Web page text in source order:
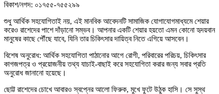
বিকাশ/নগদ: ০১৭৫৫-৭৫৫২৯৯
শুধু আর্থিক সহযোগিতাই নয়, এই মানবিক আবেদনটি সামাজিক যোগাযোগমাধ্যমে শেয়ার
করেও রাশেদের পাশে দাঁড়ানো সম্ভব। আপনার একটি শেয়ার হয়তো এমন কোনো হৃদয়বান
মানুষের কাছে পৌঁছে যাবে, যিনি তার চিকিৎসার দায়িত্ব নিতে এগিয়ে আসবেন।
বিশেষ অনুরোধ: আর্থিক সহযোগিতা পাঠানোর আগে রোগী, পরিবারের পরিচয়, চিকিৎসার
কাগজপত্র ও প্রয়োজনীয় তথ্য যাচাই-বাছাই করে সহযোগিতা করার জন্য সবার প্রতি
অনুরোধ জানানো হয়েছে।
ছোট্ট রাশেদের চোখে আবারও স্বপ্নের আলো ফিরুক, মুখে ফুটে উঠুক হাসি। সে সুস্থ